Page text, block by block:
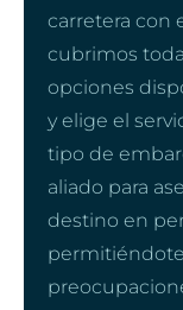
carretera con
cubrimos
opciones
y elige el
tipo de
aliado para
destino en